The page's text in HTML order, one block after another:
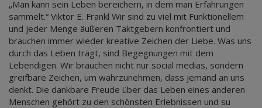
„Man kann sein Leben bereichern, in dem man Erfahrungen
sammelt.“ Viktor E. Frankl Wir sind zu viel mit Funktionellem
und jeder Menge äußeren Taktgebern konfrontiert und
brauchen immer wieder kreative Zeichen der Liebe. Was uns
durch das Leben trägt, sind Begegnungen mit dem
Lebendigen. Wir brauchen nicht nur social medias, sondern
greifbare Zeichen, um wahrzunehmen, dass jemand an uns
denkt. Die dankbare Freude über das Leben eines anderen
Menschen gehört zu den schönsten Erlebnissen und su